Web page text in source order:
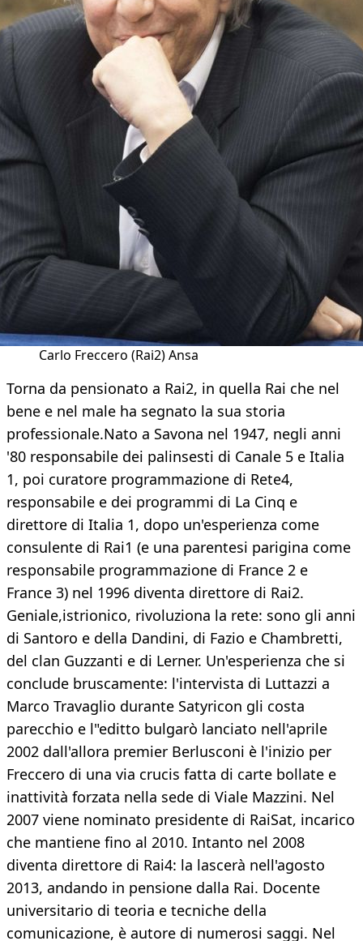
Carlo Freccero (Rai2) Ansa
Torna da pensionato a Rai2, in quella Rai che nel
bene e nel male ha segnato la sua storia
professionale.Nato a Savona nel 1947, negli anni
'80 responsabile dei palinsesti di Canale 5 e Italia
1, poi curatore programmazione di Rete4,
responsabile e dei programmi di La Cinq e
direttore di Italia 1, dopo un'esperienza come
consulente di Rai1 (e una parentesi parigina come
responsabile programmazione di France 2 e
France 3) nel 1996 diventa direttore di Rai2.
Geniale,istrionico, rivoluziona la rete: sono gli anni
di Santoro e della Dandini, di Fazio e Chambretti,
del clan Guzzanti e di Lerner. Un'esperienza che si
conclude bruscamente: l'intervista di Luttazzi a
Marco Travaglio durante Satyricon gli costa
parecchio e l"editto bulgarò lanciato nell'aprile
2002 dall'allora premier Berlusconi è l'inizio per
Freccero di una via crucis fatta di carte bollate e
inattività forzata nella sede di Viale Mazzini. Nel
2007 viene nominato presidente di RaiSat, incarico
che mantiene fino al 2010. Intanto nel 2008
diventa direttore di Rai4: la lascerà nell'agosto
2013, andando in pensione dalla Rai. Docente
universitario di teoria e tecniche della
comunicazione, è autore di numerosi saggi. Nel